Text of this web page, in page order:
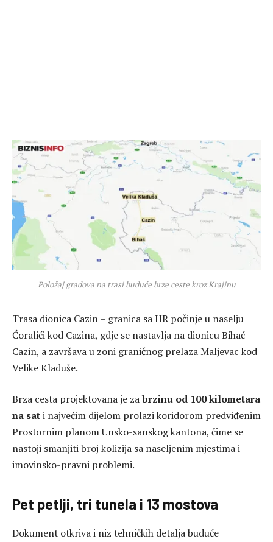
Položaj gradova na trasi buduće brze ceste kroz Krajinu
Trasa dionica Cazin – granica sa HR počinje u naselju
Ćoralići kod Cazina, gdje se nastavlja na dionicu Bihać –
Cazin, a završava u zoni graničnog prelaza Maljevac kod
Velike Kladuše.
Brza cesta projektovana je zabrzinu od 100 kilometara
na sati najvećim dijelom prolazi koridorom predviđenim
Prostornim planom Unsko-sanskog kantona, čime se
nastoji smanjiti broj kolizija sa naseljenim mjestima i
imovinsko-pravni problemi.
Pet petlji, tri tunela i 13 mostova
Dokument otkriva i niz tehničkih detalja buduće